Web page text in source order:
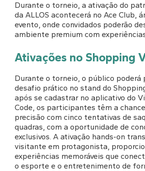
Durante o torneio, a ativação do
da ALLOS acontecerá no Ace Club,
evento, onde convidados poderão
ambiente premium com
Ativações no Shopping
Durante o torneio, o público poderá
desafio prático no stand do
após se cadastrar no aplicativo do
Code, os participantes têm a
precisão com cinco tentativas de
quadras, com a oportunidade de
exclusivos. A ativação hands-on
visitante em protagonista,
experiências memoráveis que
o esporte e o entretenimento de